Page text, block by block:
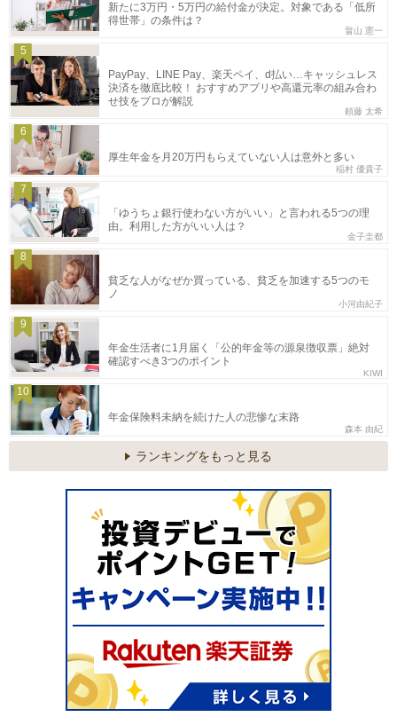
新たに3万円・5万円の給付金が決定。対象である「低所
得世帯」の条件は？
畠山 憲一
5
PayPay、LINE Pay、楽天ペイ、d払い…キャッシュレス
決済を徹底比較！ おすすめアプリや高還元率の組み合わ
せ技をプロが解説
頼藤 太希
6
厚生年金を月20万円もらえていない人は意外と多い
稲村 優貴子
7
「ゆうちょ銀行使わない方がいい」と言われる5つの理
由。利用した方がいい人は？
金子圭都
8
貧乏な人がなぜか買っている、貧乏を加速する5つのモ
ノ
小河由紀子
9
年金生活者に1月届く「公的年金等の源泉徴収票」絶対
確認すべき3つのポイント
KIWI
10
年金保険料未納を続けた人の悲惨な末路
森本 由紀
ランキングをもっと見る